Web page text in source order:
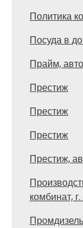
Политика
Посуда в
Прайм,
Престиж
Престиж
Престиж
Престиж,
комбинат,
Промдизель